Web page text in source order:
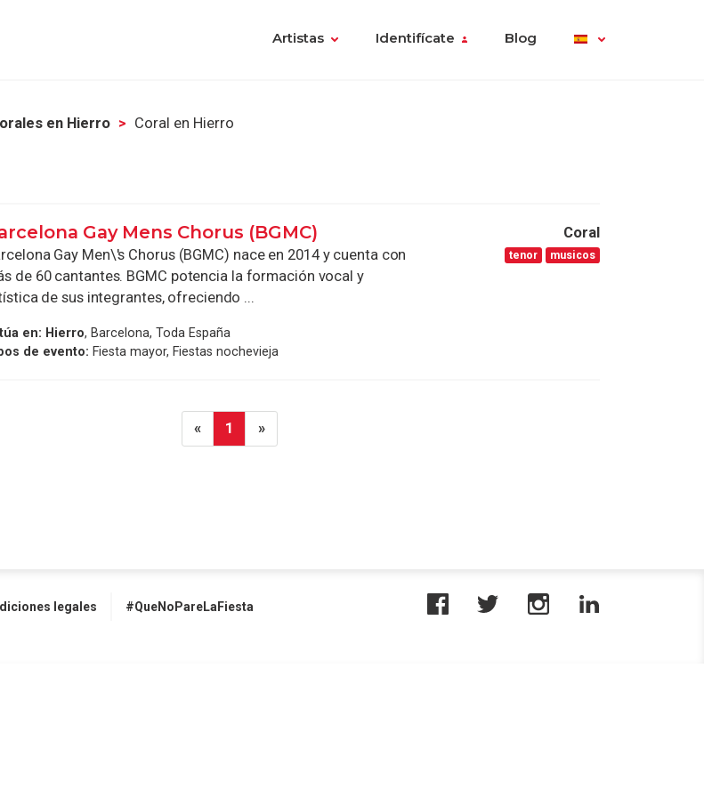
Artistas Identifícate Blog
en Hierro Coral en Hierro
Gay Mens Chorus (BGMC)
Gay Men\'s Chorus (BGMC) nace en 2014 y cuenta con
de 60 cantantes. BGMC potencia la formación vocal y
de sus integrantes, ofreciendo ...
en: Hierro, Barcelona, Toda España
de evento: Fiesta mayor, Fiestas nochevieja
Coral
tenor musicos
« 1 »
legales #QueNoPareLaFiesta